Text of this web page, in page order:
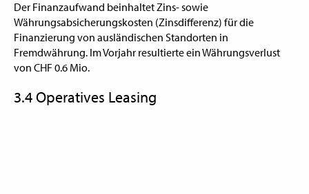
Der Finanzaufwand beinhaltet Zins- sowie
Währungsabsicherungskosten (Zinsdifferenz) für die
Finanzierung von ausländischen Standorten in
Fremdwährung. Im Vorjahr resultierte ein Währungsverlust
von CHF 0.6 Mio.
3.4 Operatives Leasing